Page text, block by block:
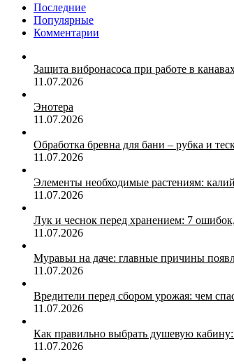
Последние
Популярные
Комментарии
Защита вибронасоса при работе в
11.07.2026
Энотера
11.07.2026
Обработка бревна для бани – рубка и
11.07.2026
Элементы необходимые растениям: калий
11.07.2026
Лук и чеснок перед хранением: 7
11.07.2026
Муравьи на даче: главные причины
11.07.2026
Вредители перед сбором урожая: чем
11.07.2026
Как правильно выбрать душевую
11.07.2026